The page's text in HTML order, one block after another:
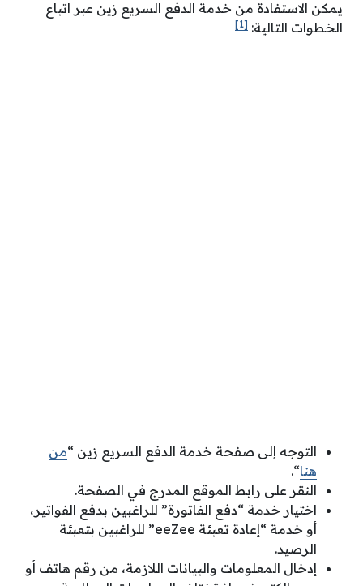
يمكن الاستفادة من خدمة الدفع السريع زين عبر اتباع
الخطوات التالية: [1]
التوجه إلى صفحة خدمة الدفع السريع زين “من
هنا“.
النقر على رابط الموقع المدرج في الصفحة.
اختيار خدمة “دفع الفاتورة” للراغبين بدفع الفواتير،
أو خدمة “إعادة تعبئة eeZee” للراغبين بتعبئة
الرصيد.
إدخال المعلومات والبيانات اللازمة، من رقم هاتف أو